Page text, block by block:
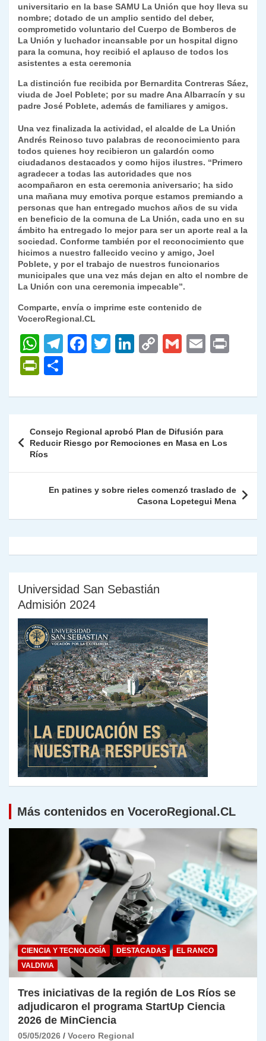
universitario en la base SAMU La Unión que hoy lleva su
nombre; dotado de un amplio sentido del deber,
comprometido voluntario del Cuerpo de Bomberos de
La Unión y luchador incansable por un hospital digno
para la comuna, hoy recibió el aplauso de todos los
asistentes a esta ceremonia
La distinción fue recibida por Bernardita Contreras Sáez,
viuda de Joel Poblete; por su madre Ana Albarracín y su
padre José Poblete, además de familiares y amigos.
Una vez finalizada la actividad, el alcalde de La Unión
Andrés Reinoso tuvo palabras de reconocimiento para
todos quienes hoy recibieron un galardón como
ciudadanos destacados y como hijos ilustres. “Primero
agradecer a todas las autoridades que nos
acompañaron en esta ceremonia aniversario; ha sido
una mañana muy emotiva porque estamos premiando a
personas que han entregado muchos años de su vida
en beneficio de la comuna de La Unión, cada uno en su
ámbito ha entregado lo mejor para ser un aporte real a la
sociedad. Conforme también por el reconocimiento que
hicimos a nuestro fallecido vecino y amigo, Joel
Poblete, y por el trabajo de nuestros funcionarios
municipales que una vez más dejan en alto el nombre de
La Unión con una ceremonia impecable”.
Comparte, envía o imprime este contenido de
VoceroRegional.CL
W
h
at
s
p
p
T
gr
m
F
e
o
k
T
er
Li
e
n
C
y
n
G
l
E
l
P
nt
Fr
ie
n
dl
y
m
p
ar
de
entradas
Consejo Regional aprobó Plan de Difusión para
Reducir Riesgo por Remociones en Masa en Los
Ríos
En patines y sobre rieles comenzó traslado de
Casona Lopetegui Mena
Universidad San Sebastián
Admisión 2024
Más contenidos en VoceroRegional.CL
CIENCIA Y TECNOLOGÍA DESTACADAS
EL RANCO
VALDIVIA
Tres iniciativas de la región de Los Ríos se
adjudicaron el programa StartUp Ciencia
2026 de MinCiencia
05/05/2026 Vocero Regional